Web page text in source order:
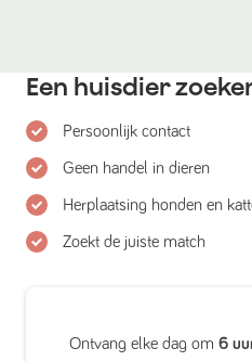
Een huisdier
Persoonlijk contact
Geen handel in dieren
Herplaatsing honden en
Zoekt de juiste match
Ontvang elke dag om 6